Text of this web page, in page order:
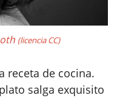
(licencia CC)
receta de cocina.
salga exquisito